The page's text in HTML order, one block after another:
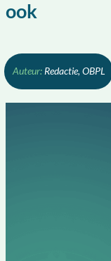
ook
Redactie, OBPL